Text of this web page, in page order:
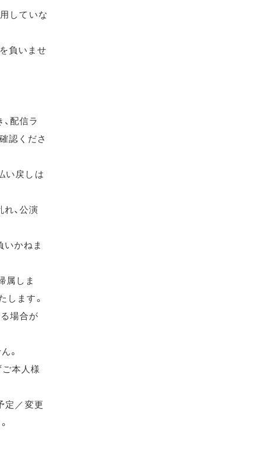
していな
負いませ
配信ラ
認くださ
い戻しは
、公演
いかねま
属しま
します。
場合が
。
本人様
定／変更